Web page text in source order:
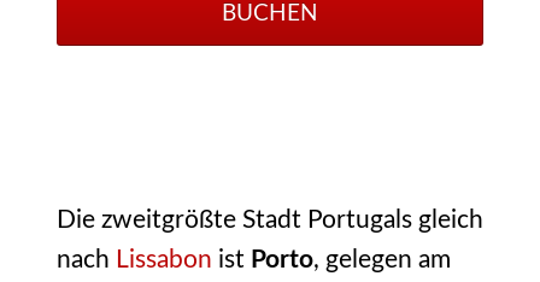
BUCHEN
Die zweitgrößte Stadt Portugals gleich
nach Lissabon ist Porto, gelegen am